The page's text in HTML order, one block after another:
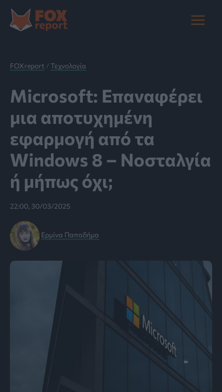
στο
περιεχόμενο
Main
FOXreport /Τεχνολογία
Microsoft: Επαναφέρει
μια αποτυχημένη
εφαρμογή από τα
Windows 8 – Νοσταλγία
ή μήπως όχι;
22:00, 30/03/2025
Ερμίνα Παπαδήμα